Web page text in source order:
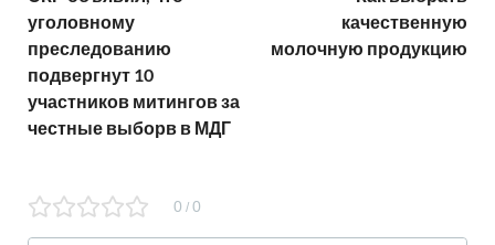
уголовному
преследованию
подвергнут 10
участников митингов за
честные выборв в МДГ
качественную
молочную продукцию
0 / 0